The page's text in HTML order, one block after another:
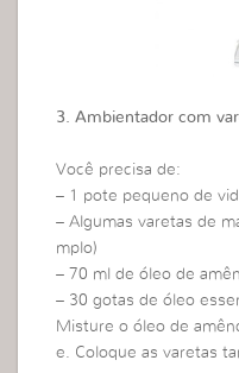
3. Ambientador com
Você precisa de:
– 1 pote pequeno de
– Algumas varetas de
mplo)
– 70 ml de óleo de
– 30 gotas de óleo
Misture o óleo de
e. Coloque as varetas